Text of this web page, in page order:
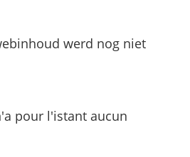
werd nog niet
pour l'istant aucun